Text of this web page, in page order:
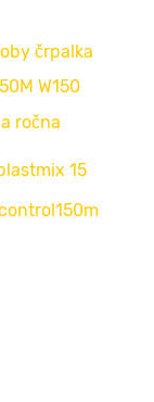
črpalka
W150
ročna
15